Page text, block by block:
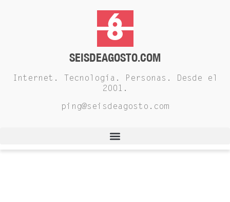
SEISDEAGOSTO.COM
Internet. Tecnología. Personas. Desde el
2001.
ping@seisdeagosto.com